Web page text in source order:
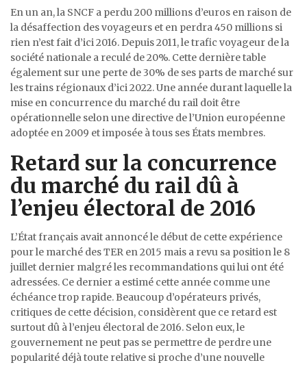
En un an, la SNCF a perdu 200 millions d’euros en raison de
la désaffection des voyageurs et en perdra 450 millions si
rien n’est fait d’ici 2016. Depuis 2011, le trafic voyageur de la
société nationale a reculé de 20%. Cette dernière table
également sur une perte de 30% de ses parts de marché sur
les trains régionaux d’ici 2022. Une année durant laquelle la
mise en concurrence du marché du rail doit être
opérationnelle selon une directive de l’Union européenne
adoptée en 2009 et imposée à tous ses États membres.
Retard sur la concurrence
du marché du rail dû à
l’enjeu électoral de 2016
L’État français avait annoncé le début de cette expérience
pour le marché des TER en 2015 mais a revu sa position le 8
juillet dernier malgré les recommandations qui lui ont été
adressées. Ce dernier a estimé cette année comme une
échéance trop rapide. Beaucoup d’opérateurs privés,
critiques de cette décision, considèrent que ce retard est
surtout dû à l’enjeu électoral de 2016. Selon eux, le
gouvernement ne peut pas se permettre de perdre une
popularité déjà toute relative si proche d’une nouvelle